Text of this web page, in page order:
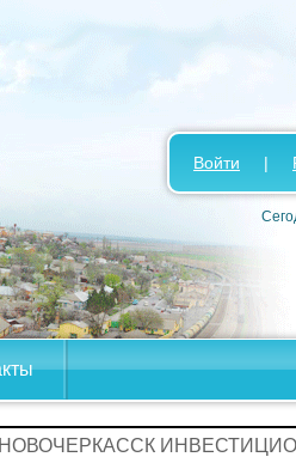
Войти |